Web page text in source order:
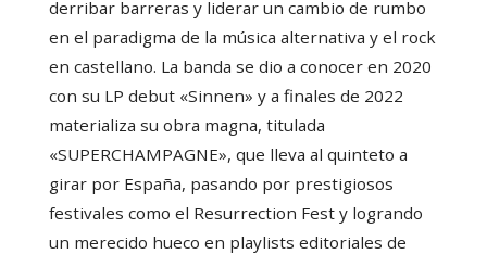
derribar barreras y liderar un cambio de rumbo
en el paradigma de la música alternativa y el rock
en castellano. La banda se dio a conocer en 2020
con su LP debut «Sinnen» y a finales de 2022
materializa su obra magna, titulada
«SUPERCHAMPAGNE», que lleva al quinteto a
girar por España, pasando por prestigiosos
festivales como el Resurrection Fest y logrando
un merecido hueco en playlists editoriales de